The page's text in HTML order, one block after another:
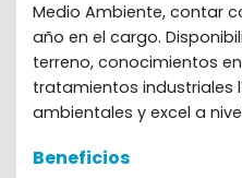
Medio Ambiente, contar
año en el cargo.
terreno, conocimientos
tratamientos industriales
ambientales y excel a
Beneficios